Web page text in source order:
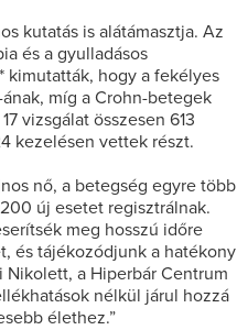
kutatás is alátámasztja. Az
és a gyulladásos
kimutatták, hogy a fekélyes
míg a Crohn-betegek
vizsgálat összesen 613
kezelésen vettek részt.
nő, a betegség egyre több
új esetet regisztrálnak.
meg hosszú időre
és tájékozódjunk a hatékony
a Hiperbár Centrum
nélkül járul hozzá
élethez.”